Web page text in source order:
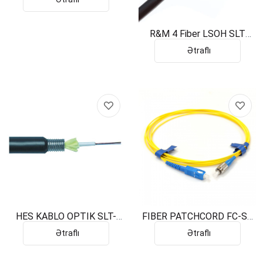
R&M 4 Fiber LSOH SLT
BLACK MM 50 Micron Om3
Ətraflı
HES KABLO OPTIK SLT-
SJSA 12 SM-652D DRY
HFFR BRON
Ətraflı
FIBER PATCHCORD FC-SC
Ətraflı